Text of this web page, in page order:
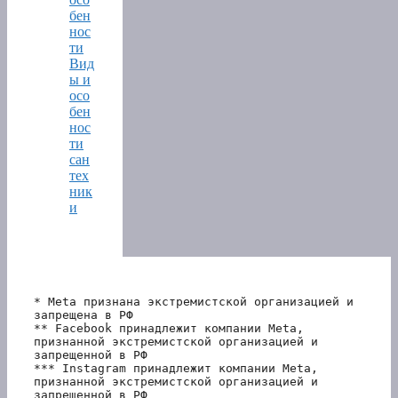
бен
нос
ти
Вид
ы и
осо
бен
нос
ти
сан
тех
ник
и
* Meta признана экстремистской организацией и
запрещена в РФ
** Facebook принадлежит компании Meta,
признанной экстремистской организацией и
запрещенной в РФ
*** Instagram принадлежит компании Meta,
признанной экстремистской организацией и
запрещенной в РФ